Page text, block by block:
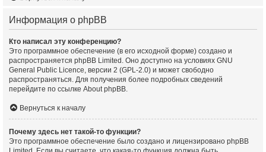
Информация о phpBB
Кто написал эту конференцию?
Это программное обеспечение (в его исходной форме) создано и
распространяется phpBB Limited . Оно доступно на условиях GNU
General Public Licence, версии 2 (GPL-2.0) и может свободно
распространяться. Для получения более подробных сведений
перейдите по ссылке About phpBB.
Вернуться к началу
Почему здесь нет такой-то функции?
Это программное обеспечение было создано и лицензировано phpBB